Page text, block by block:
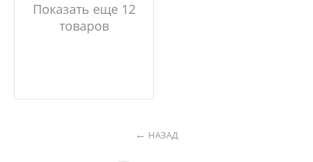
Показать еще 12
товаров
НАЗАД